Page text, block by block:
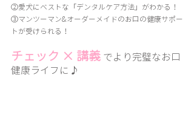
②愛犬にベストな「デンタルケア方法」がわかる！
③マンツーマン&オーダーメイドのお口の健康サポー
トが受けられる！
チェック × 講義 でより完璧なお口
健康ライフに♪